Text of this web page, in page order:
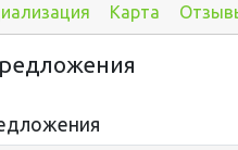
Карта